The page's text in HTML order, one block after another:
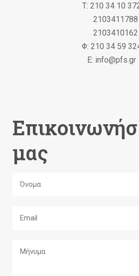
Τ: 210 34 10
2103411788
2103410162
Φ: 210 34 59
Ε: info@pfs.gr
μας